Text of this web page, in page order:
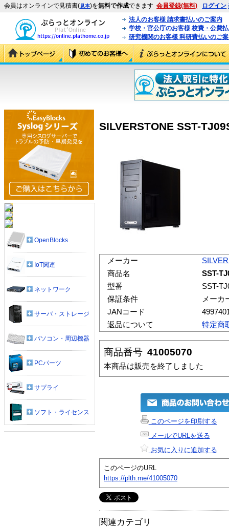
会員はオンラインで見積書(見本)を無料で作成できます 会員登録(無料) ログイン
法人のお客様 請求書払いのご案内
学校・官公庁のお客様 校費・公費
研究機関のお客様 科研費払いのご
SILVERSTONE SST-
メーカー
商品名
SST-
型番
SST-
保証条件
メーカ
JANコード
返品について
特定商
商品番号 41005070
本商品は販売を終了しました
このページを印刷する
メールでURLを送る
お気に入りに追加する
このページのURL
https://plth.me/41005070
関連カテゴリ
OpenBlocks
IoT関連
ネットワーク
サーバ・ストレージ
パソコン・周辺機器
PCパーツ
サプライ
ソフト・ライセンス